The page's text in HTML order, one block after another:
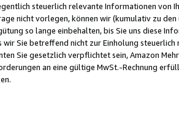
steuerlich relevante Informationen von
nicht vorlegen, können wir (kumulativ zu
so lange einbehalten, bis Sie uns diese
wir Sie betreffend nicht zur Einholung
Sie gesetzlich verpflichtet sein, Amazon
an eine gültige MwSt.-Rechnung